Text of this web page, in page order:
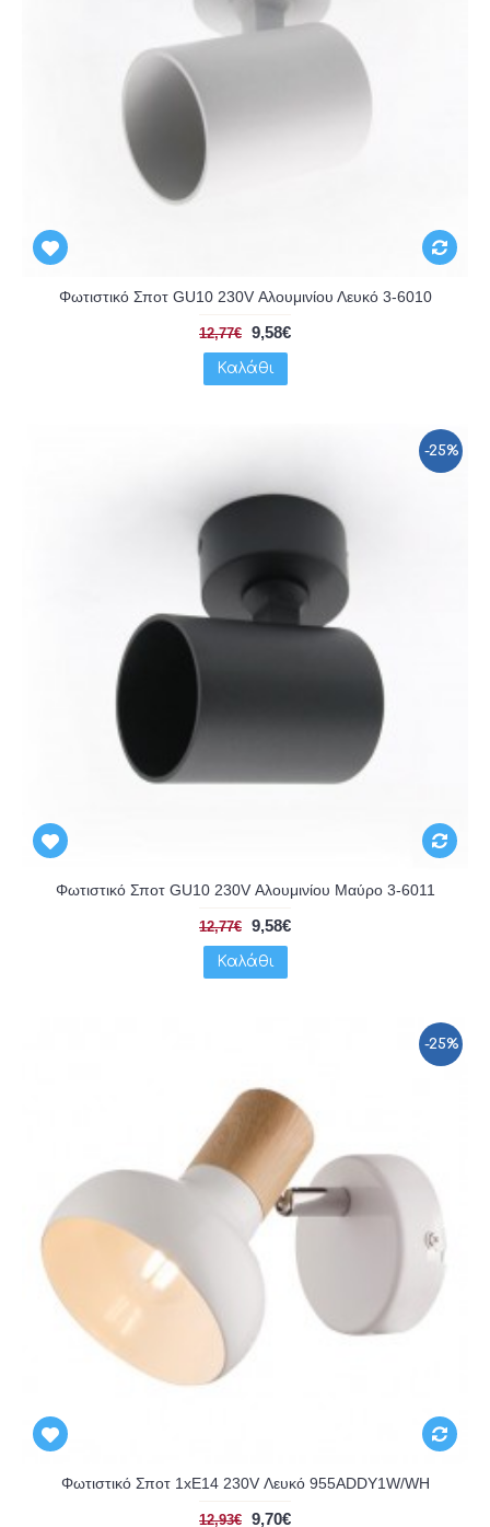
Φωτιστικό Σποτ GU10 230V Αλουμινίου Λευκό 3-6010
12,77€ 9,58€
Καλάθι
-25%
Φωτιστικό Σποτ GU10 230V Αλουμινίου Μαύρο 3-6011
12,77€ 9,58€
Καλάθι
-25%
Φωτιστικό Σποτ 1xE14 230V Λευκό 955ADDY1W/WH
12,93€ 9,70€